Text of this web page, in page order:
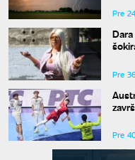
Pre
Pre
Pre